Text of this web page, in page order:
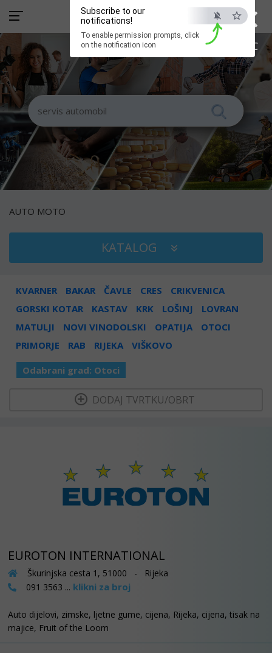
×
ESC
Subscribe to our
notifications!
To enable permission prompts, click
on the notification icon
AUTO MOTO
KATALOG
KVARNER BAKAR ČAVLE CRES
CRIKVENICA
GORSKI KOTAR
KASTAV KRK LOŠINJ
LOVRAN
MATULJI
NOVI VINODOLSKI OPATIJA
OTOCI
PRIMORJE
RAB RIJEKA VIŠKOVO
Odabrani grad: Otoci
DODAJ TVRTKU/OBRT
EUROTON INTERNATIONAL
Škurinjska cesta 1, 51000 - Rijeka
091 3563 ... klikni za broj
Auto dijelovi, zimske, ljetne gume, cijena, Rijeka, cijena, tisak na
majice, Fruit of the Loom